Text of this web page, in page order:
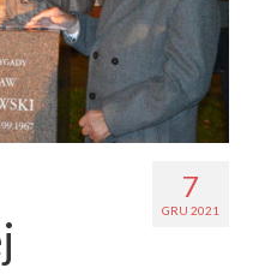
Beretów
HDCzB
7
GRU 2021